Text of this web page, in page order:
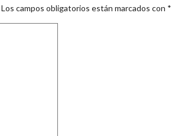
Los campos obligatorios están marcados con *